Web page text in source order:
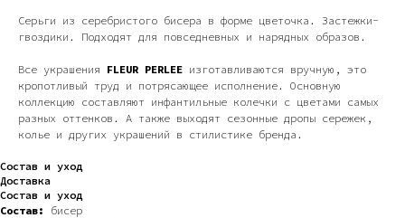
Серьги из серебристого бисера в форме цветочка. Застежки-
гвоздики. Подходят для повседневных и нарядных образов.
Все украшения FLEUR PERLEE изготавливаются вручную, это
кропотливый труд и потрясающее исполнение. Основную
коллекцию составляют инфантильные колечки с цветами самых
разных оттенков. А также выходят сезонные дропы сережек,
колье и других украшений в стилистике бренда.
Состав и уход
Доставка
Состав и уход
Состав:
бисер